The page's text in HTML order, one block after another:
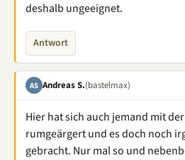
deshalb ungeeignet.
Antwort
AS Andreas S.(bastelmax)
Hier hat sich auch jemand mit
rumgeärgert und es doch noch
gebracht. Nur mal so und